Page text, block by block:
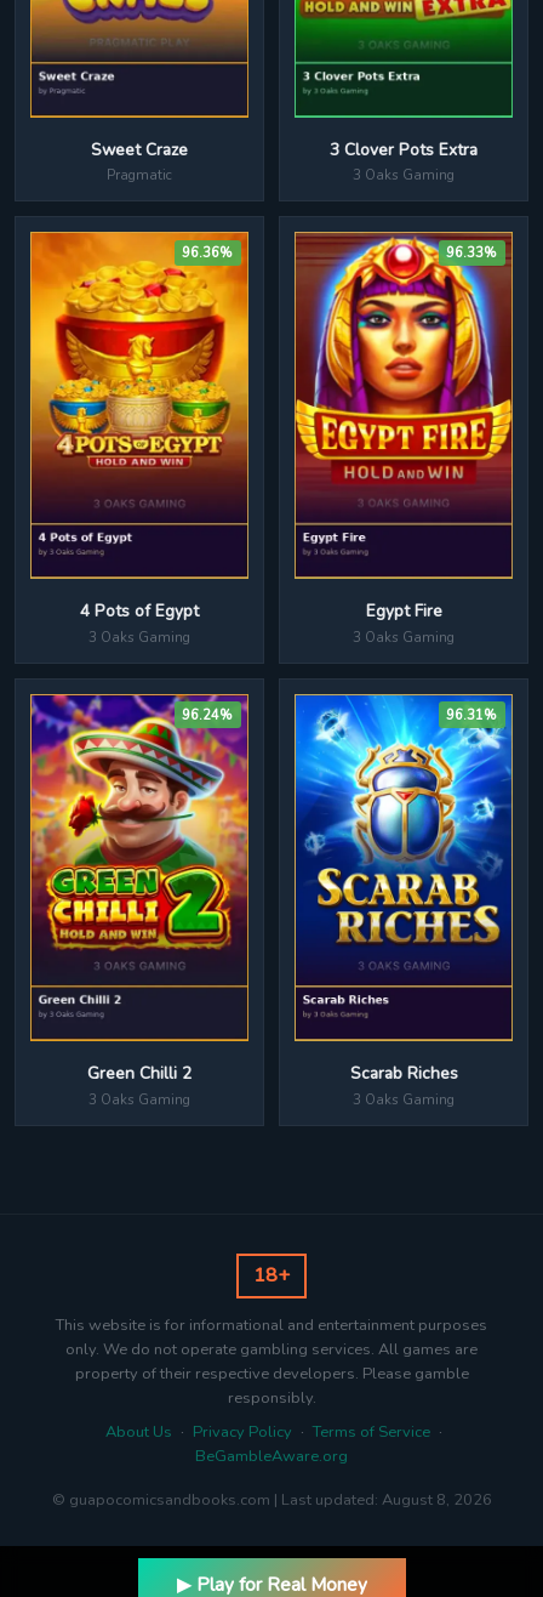
Sweet Craze
Pragmatic
3 Clover Pots Extra
3 Oaks Gaming
96.36%
4 Pots of Egypt
3 Oaks Gaming
96.33%
Egypt Fire
3 Oaks Gaming
96.24%
Green Chilli 2
3 Oaks Gaming
96.31%
Scarab Riches
3 Oaks Gaming
18+
This website is for informational and entertainment purposes
only. We do not operate gambling services. All games are
property of their respective developers. Please gamble
responsibly.
About Us · Privacy Policy · Terms of Service ·
BeGambleAware.org
© guapocomicsandbooks.com | Last updated: August 8, 2026
▶ Play for Real Money